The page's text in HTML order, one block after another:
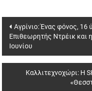
Post
navigation
Αγρίνιο: Ένας φόνος,
Επιθεωρητής Ντρέικ και
Ιουνίου
Καλλιτεχνοχώρι: Η